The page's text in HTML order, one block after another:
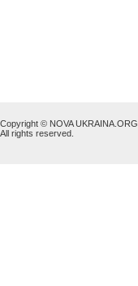
Copyright © NOVA UKRAINA.ORG
All rights reserved.